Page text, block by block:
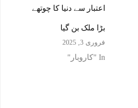
اعتبار سے دنیا کا چوتھے
بڑا ملک بن گیا
فروری 3, 2025
In "کاروبار"